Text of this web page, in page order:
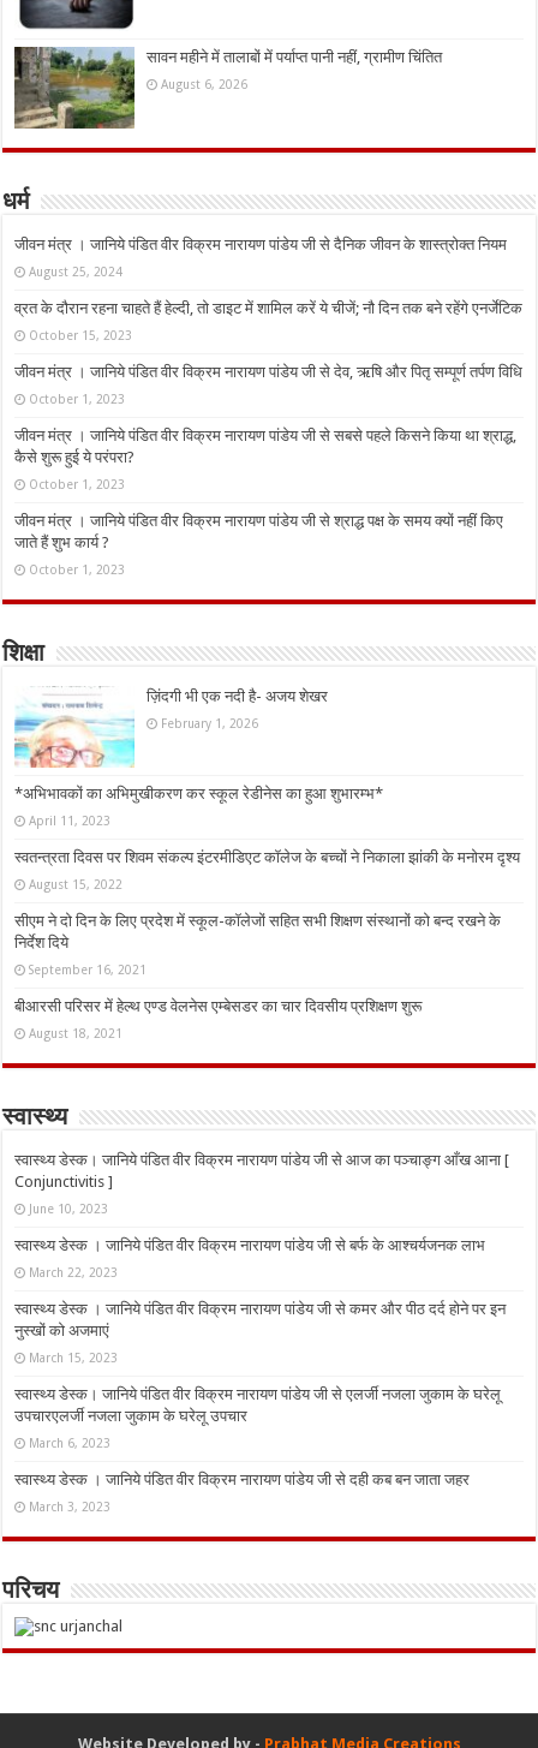
सावन महीने में तालाबों में पर्याप्त पानी नहीं, ग्रामीण चिंतित
August 6, 2026
धर्म
जीवन मंत्र । जानिये पंडित वीर विक्रम नारायण पांडेय जी से दैनिक जीवन के शास्त्रोक्त नियम
August 25, 2024
व्रत के दौरान रहना चाहते हैं हेल्दी, तो डाइट में शामिल करें ये चीजें; नौ दिन तक बने रहेंगे एनर्जेटिक
October 15, 2023
जीवन मंत्र । जानिये पंडित वीर विक्रम नारायण पांडेय जी से देव, ऋषि और पितृ सम्पूर्ण तर्पण विधि
October 1, 2023
जीवन मंत्र । जानिये पंडित वीर विक्रम नारायण पांडेय जी से सबसे पहले किसने किया था श्राद्ध,
कैसे शुरू हुई ये परंपरा?
October 1, 2023
जीवन मंत्र । जानिये पंडित वीर विक्रम नारायण पांडेय जी से श्राद्ध पक्ष के समय क्यों नहीं किए
जाते हैं शुभ कार्य ?
October 1, 2023
शिक्षा
ज़िंदगी भी एक नदी है- अजय शेखर
February 1, 2026
*अभिभावकों का अभिमुखीकरण कर स्कूल रेडीनेस का हुआ शुभारम्भ*
April 11, 2023
स्वतन्त्रता दिवस पर शिवम संकल्प इंटरमीडिएट कॉलेज के बच्चों ने निकाला झांकी के मनोरम दृश्य
August 15, 2022
सीएम ने दो दिन के लिए प्रदेश में स्कूल-कॉलेजों सहित सभी शिक्षण संस्थानों को बन्द रखने के
निर्देश दिये
September 16, 2021
बीआरसी परिसर में हेल्थ एण्ड वेलनेस एम्बेसडर का चार दिवसीय प्रशिक्षण शुरू
August 18, 2021
स्वास्थ्य
स्वास्थ्य डेस्क। जानिये पंडित वीर विक्रम नारायण पांडेय जी से आज का पञ्चाङ्ग आँख आना [
Conjunctivitis ]
June 10, 2023
स्वास्थ्य डेस्क । जानिये पंडित वीर विक्रम नारायण पांडेय जी से बर्फ के आश्चर्यजनक लाभ
March 22, 2023
स्वास्थ्य डेस्क । जानिये पंडित वीर विक्रम नारायण पांडेय जी से कमर और पीठ दर्द होने पर इन
नुस्‍खों को अजमाएं
March 15, 2023
स्वास्थ्य डेस्क। जानिये पंडित वीर विक्रम नारायण पांडेय जी से एलर्जी नजला जुकाम के घरेलू
उपचारएलर्जी नजला जुकाम के घरेलू उपचार
March 6, 2023
स्वास्थ्य डेस्क । जानिये पंडित वीर विक्रम नारायण पांडेय जी से दही कब बन जाता जहर
March 3, 2023
परिचय
Website Developed by - Prabhat Media Creations